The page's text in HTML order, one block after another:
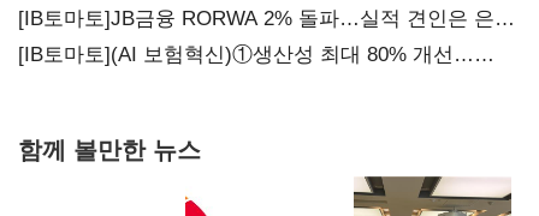
[IB토마토]JB금융 RORWA 2% 돌파…실적 견인은 은행
아닌 캐피탈
[IB토마토](AI 보험혁신)①생산성 최대 80% 개선…
함께 볼만한 뉴스